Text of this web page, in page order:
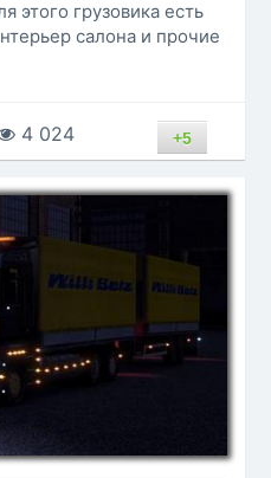
этого грузовика есть
салона и прочие
4 024 +5